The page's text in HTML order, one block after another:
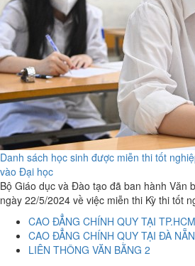
Danh sách học sinh được miễn thi tốt
vào Đại học
Bộ Giáo dục và Đào tạo đã ban hành Văn
ngày 22/5/2024 về việc miễn thi Kỳ thi tốt
CAO ĐẲNG CHÍNH QUY TẠI TP.HCM
CAO ĐẲNG CHÍNH QUY TẠI ĐÀ
LIÊN THÔNG VĂN BẰNG 2